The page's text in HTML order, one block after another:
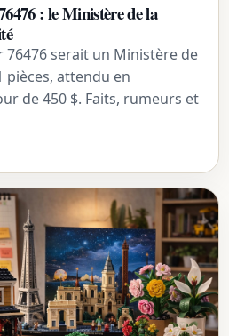
: le Ministère de la
76476 serait un Ministère de
pièces, attendu en
de 450 $. Faits, rumeurs et